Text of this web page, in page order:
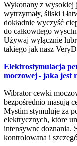
Wykonany z wysokiej
wytrzymały, śliski i
dokładnie wyczyść
do całkowitego
Używaj wyłącznie
takiego jak nasz
Elektrostymulacja
moczowej - jaka jest
Wibrator cewki
bezpośrednio masują
Mystim stymuluje za
elektrycznych, które
intensywne doznania.
kontrolowana i